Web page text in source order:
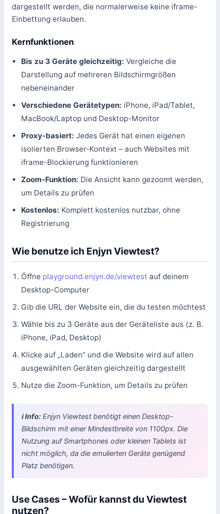
dargestellt werden, die normalerweise keine iframe-
Einbettung erlauben.
Kernfunktionen
Bis zu 3 Geräte gleichzeitig: Vergleiche die
Darstellung auf mehreren Bildschirmgrößen
nebeneinander
Verschiedene Gerätetypen: iPhone, iPad/Tablet,
MacBook/Laptop und Desktop-Monitor
Proxy-basiert: Jedes Gerät hat einen eigenen
isolierten Browser-Kontext – auch Websites mit
iframe-Blockierung funktionieren
Zoom-Funktion: Die Ansicht kann gezoomt werden,
um Details zu prüfen
Kostenlos: Komplett kostenlos nutzbar, ohne
Registrierung
Wie benutze ich Enjyn Viewtest?
Öffne playground.enjyn.de/viewtest auf deinem
Desktop-Computer
Gib die URL der Website ein, die du testen möchtest
Wähle bis zu 3 Geräte aus der Geräteliste aus (z. B.
iPhone, iPad, Desktop)
Klicke auf „Laden" und die Website wird auf allen
ausgewählten Geräten gleichzeitig dargestellt
Nutze die Zoom-Funktion, um Details zu prüfen
ℹ️ Info: Enjyn Viewtest benötigt einen Desktop-
Bildschirm mit einer Mindestbreite von 1100px. Die
Nutzung auf Smartphones oder kleinen Tablets ist
nicht möglich, da die emulierten Geräte genügend
Platz benötigen.
Use Cases – Wofür kannst du Viewtest
nutzen?